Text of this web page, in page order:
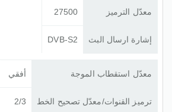
معدّل الترميز 27500
إشارة ارسال البث DVB-S2
معدّل استقطاب الموجة أفقي
ترميز القنوات/معدّل تصحيح الخط 2/3